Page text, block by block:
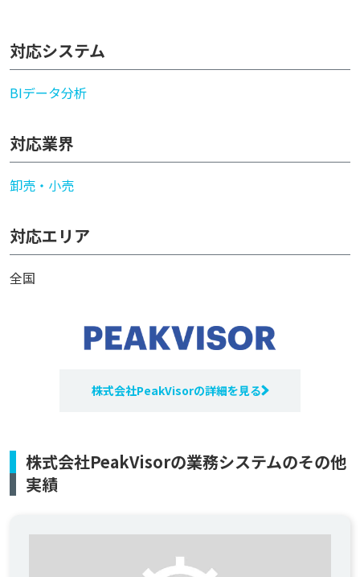
対応システム
BIデータ分析
対応業界
卸売・小売
対応エリア
全国
株式会社PeakVisorの詳細を見る
株式会社PeakVisorの業務システムのその他
実績